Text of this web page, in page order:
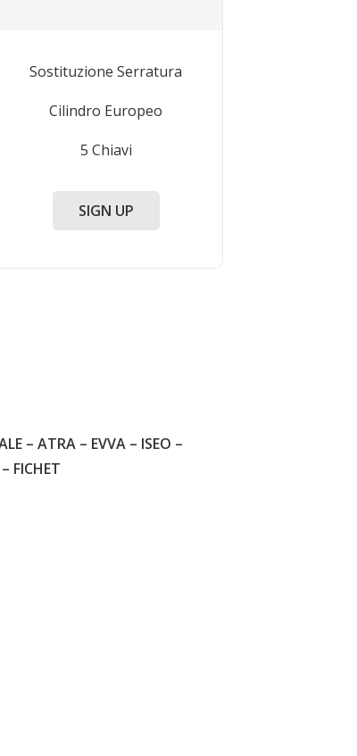
Sostituzione Serratura
Cilindro Europeo
5 Chiavi
SIGN UP
– ATRA – EVVA – ISEO –
FICHET